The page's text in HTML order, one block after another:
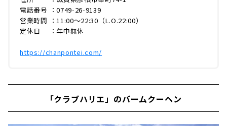
電話番号 ：0749-26-9139
営業時間 ：11:00〜22:30（L.O.22:00）
定休日 ：年中無休
https://chanpontei.com/
「クラブハリエ」のバームクーヘン